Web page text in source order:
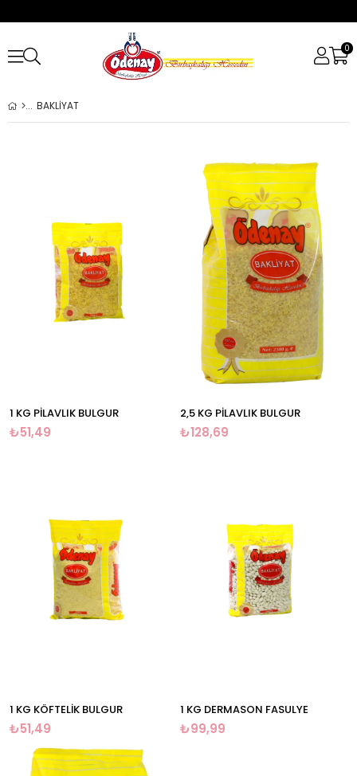
0
BAKLİYAT
1 KG PİLAVLIK BULGUR
₺51,49
2,5 KG PİLAVLIK BULGUR
₺128,69
1 KG KÖFTELİK BULGUR
₺51,49
1 KG DERMASON FASULYE
₺99,99